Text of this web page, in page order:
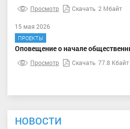
Просмотр Скачать 2 Мбайт
15 мая 2026
ПРОЕКТЫ
Оповещение о начале
Просмотр Скачать 77.8 Кбайт
НОВОСТИ